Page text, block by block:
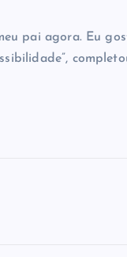
pai agora. Eu